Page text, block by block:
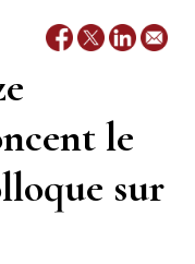
le
sur